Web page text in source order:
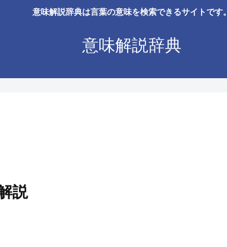
意味解説辞典は言葉の意味を検索できるサイトです。
意味解説辞典
説